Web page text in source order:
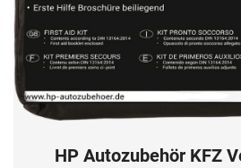
HP Autozubehör KFZ